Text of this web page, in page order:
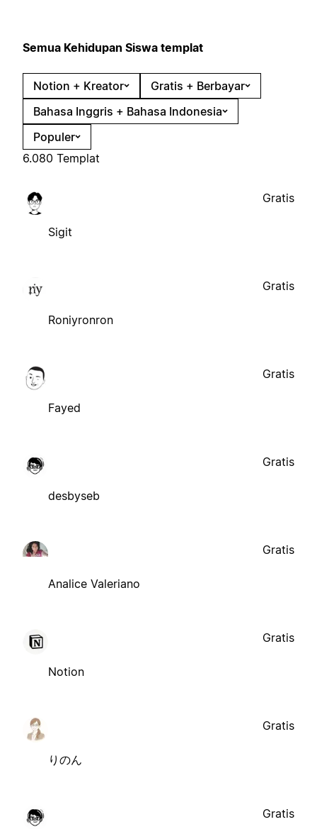
Semua Kehidupan Siswa templat
Notion + Kreator
Gratis + Berbayar
Bahasa Inggris + Bahasa Indonesia
Populer
6.080 Templat
Sigit
Gratis
Roniyronron
Gratis
Fayed
Gratis
desbyseb
Gratis
Analice Valeriano
Gratis
Notion
Gratis
りのん
Gratis
Gratis